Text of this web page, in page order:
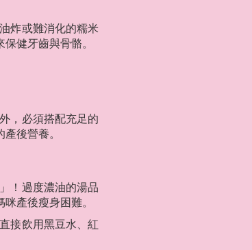
炸或難消化的糯米
健牙齒與骨骼。
，必須搭配充足的
後營養。
！過度濃油的湯品
產後瘦身困難。
接飲用黑豆水、紅